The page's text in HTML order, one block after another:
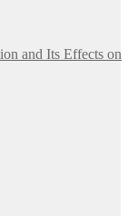
and Its Effects on